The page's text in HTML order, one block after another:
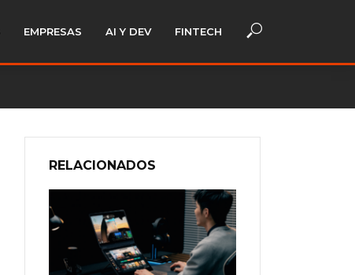
EMPRESAS AI Y DEV FINTECH
RELACIONADOS